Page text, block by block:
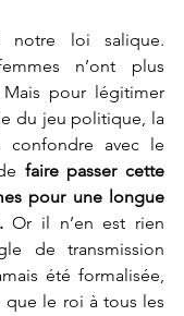
notre loi salique.
n’ont plus
Mais pour légitimer
du jeu politique, la
confondre avec le
faire passer cette
pour une longue
Or il n’en est rien
de transmission
été formalisée,
que le roi à tous les